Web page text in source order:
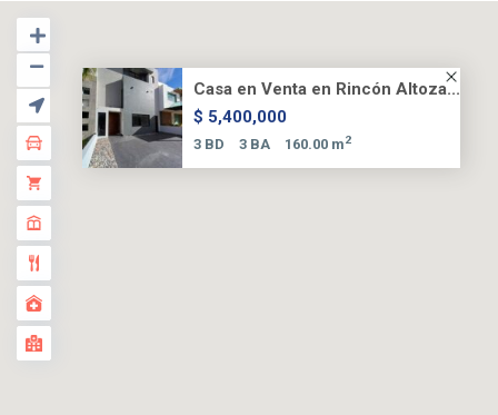
Casa en Venta en Rincón Altoza...
$ 5,400,000
3 BD 3 BA 160.00 m2